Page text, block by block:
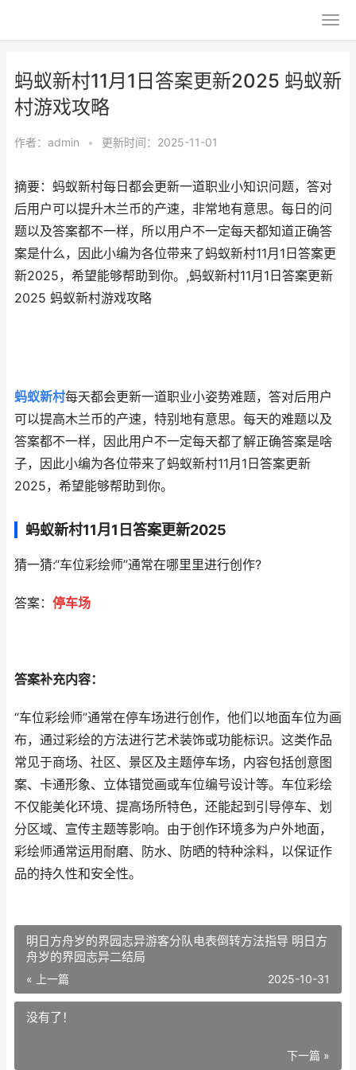
蚂蚁新村11月1日答案更新2025 蚂蚁新
村游戏攻略
作者： admin • 更新时间：2025-11-01
摘要：蚂蚁新村每日都会更新一道职业小知识问题，答对
后用户可以提升木兰币的产速，非常地有意思。每日的问
题以及答案都不一样，所以用户不一定每天都知道正确答
案是什么，因此小编为各位带来了蚂蚁新村11月1日答案更
新2025，希望能够帮助到你。,蚂蚁新村11月1日答案更新
2025 蚂蚁新村游戏攻略
蚂蚁新村每天都会更新一道职业小姿势难题，答对后用户
可以提高木兰币的产速，特别地有意思。每天的难题以及
答案都不一样，因此用户不一定每天都了解正确答案是啥
子，因此小编为各位带来了蚂蚁新村11月1日答案更新
2025，希望能够帮助到你。
蚂蚁新村11月1日答案更新2025
猜一猜:“车位彩绘师”通常在哪里里进行创作?
答案： 停车场
答案补充内容：
“车位彩绘师”通常在停车场进行创作，他们以地面车位为画
布，通过彩绘的方法进行艺术装饰或功能标识。这类作品
常见于商场、社区、景区及主题停车场，内容包括创意图
案、卡通形象、立体错觉画或车位编号设计等。车位彩绘
不仅能美化环境、提高场所特色，还能起到引导停车、划
分区域、宣传主题等影响。由于创作环境多为户外地面，
彩绘师通常运用耐磨、防水、防晒的特种涂料，以保证作
品的持久性和安全性。
明日方舟岁的界园志异游客分队电表倒转方法指导 明日方
舟岁的界园志异二结局
« 上一篇 2025-10-31
没有了！
下一篇 »